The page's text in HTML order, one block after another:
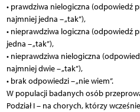
• prawdziwa nielogiczna (odpowiedź
najmniej jedna – „tak”),
• nieprawdziwa logiczna (odpowiedź
jedna – „tak”),
• nieprawdziwa nielogiczna
najmniej dwie – „tak”),
• brak odpowiedzi – „nie wiem”.
W populacji badanych osób
Podział I – na chorych, którzy